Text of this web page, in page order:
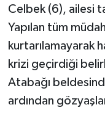
Celbek (6), ailesi
Yapılan tüm
kurtarılamayarak
krizi geçirdiği
Atabağı
ardından